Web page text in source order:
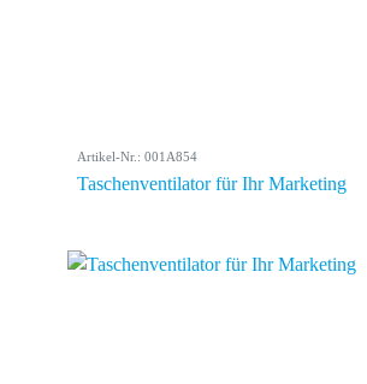
Artikel-Nr.: 001A854
Taschenventilator für Ihr Marketing